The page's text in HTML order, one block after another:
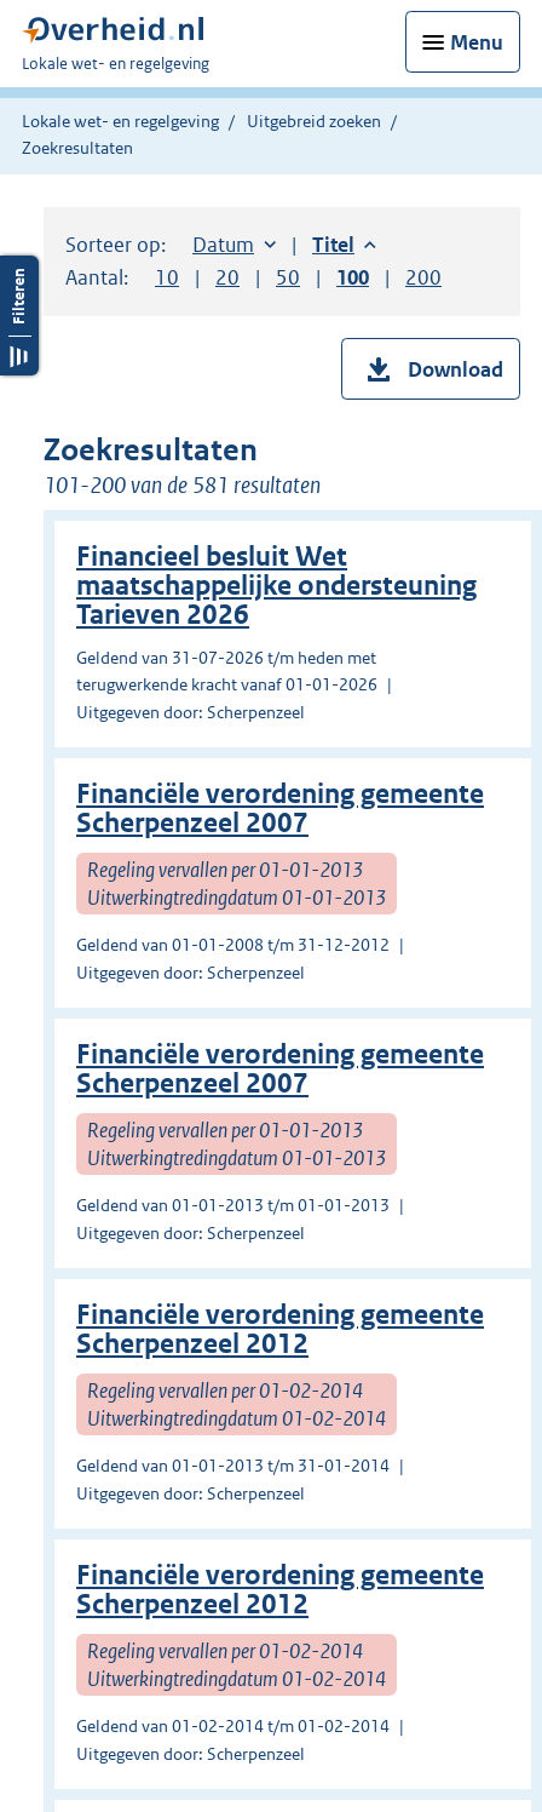
Menu
U
bent
hier:
Lokale wet- en regelgeving
Lokale wet- en regelgeving
Uitgebreid zoeken
Zoekresultaten
Sorteer op: Sorteer op:
Datum aflopendSorteer op:
Titel aflopend
Aantal:
Toon
10 resultaten per pagina
Toon
20 resultaten per pagina
Toon
50 resultaten per pagina
Toon
100 resultaten per
Toon
200
Download
Zoekresultaten
101-200 van de 581 resultaten
Financieel besluit Wet
maatschappelijke ondersteuning
Tarieven 2026
Geldend van 31-07-2026 t/m heden met
terugwerkende kracht vanaf 01-01-2026
Uitgegeven door: Scherpenzeel
Financiële verordening gemeente
Scherpenzeel 2007
Regeling vervallen per 01-01-2013
Uitwerkingtredingdatum 01-01-2013
Geldend van 01-01-2008 t/m 31-12-2012
Uitgegeven door: Scherpenzeel
Financiële verordening gemeente
Scherpenzeel 2007
Regeling vervallen per 01-01-2013
Uitwerkingtredingdatum 01-01-2013
Geldend van 01-01-2013 t/m 01-01-2013
Uitgegeven door: Scherpenzeel
Financiële verordening gemeente
Scherpenzeel 2012
Regeling vervallen per 01-02-2014
Uitwerkingtredingdatum 01-02-2014
Geldend van 01-01-2013 t/m 31-01-2014
Uitgegeven door: Scherpenzeel
Financiële verordening gemeente
Scherpenzeel 2012
Regeling vervallen per 01-02-2014
Uitwerkingtredingdatum 01-02-2014
Geldend van 01-02-2014 t/m 01-02-2014
Uitgegeven door: Scherpenzeel